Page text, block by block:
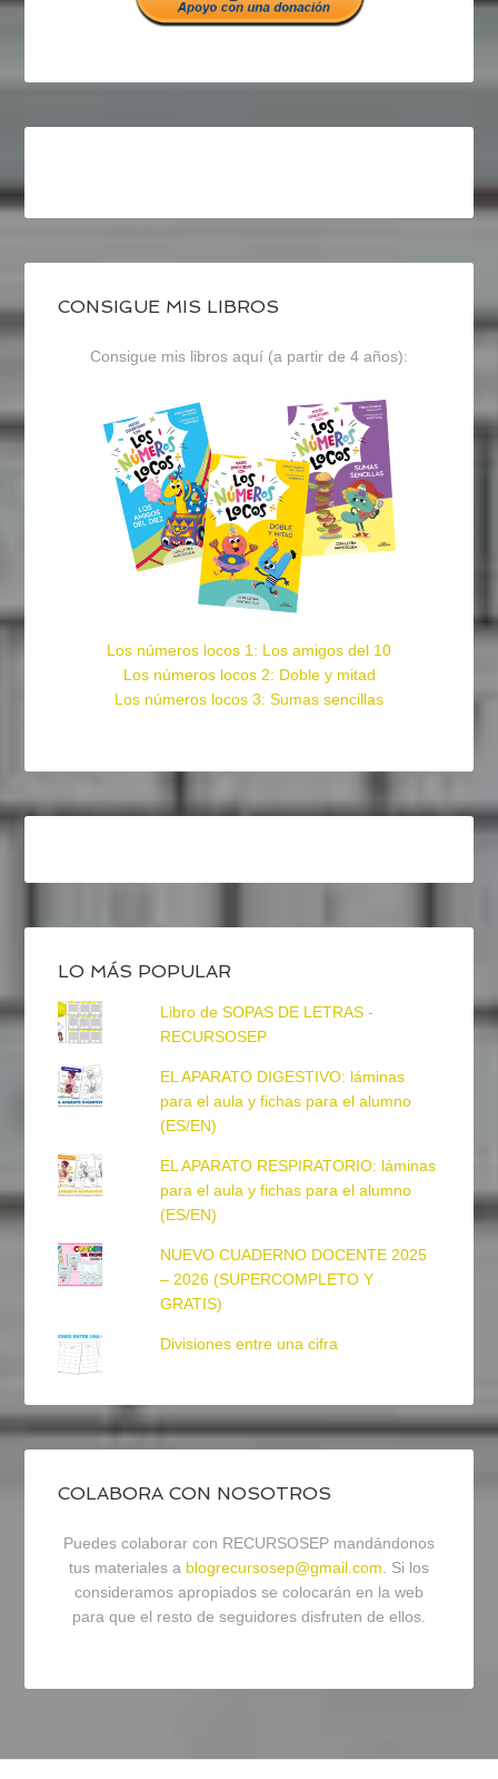
CONSIGUE MIS LIBROS
Consigue mis libros aquí (a partir de 4 años):
Los números locos 1: Los amigos del 10
Los números locos 2: Doble y mitad
Los números locos 3: Sumas sencillas
LO MÁS POPULAR
Libro de SOPAS DE LETRAS -
RECURSOSEP
EL APARATO DIGESTIVO: láminas
para el aula y fichas para el alumno
(ES/EN)
EL APARATO RESPIRATORIO: láminas
para el aula y fichas para el alumno
(ES/EN)
NUEVO CUADERNO DOCENTE 2025
– 2026 (SUPERCOMPLETO Y
GRATIS)
Divisiones entre una cifra
COLABORA CON NOSOTROS
Puedes colaborar con RECURSOSEP mandándonos
tus materiales a blogrecursosep@gmail.com. Si los
consideramos apropiados se colocarán en la web
para que el resto de seguidores disfruten de ellos.